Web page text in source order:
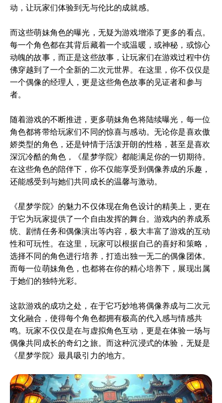
动，让玩家们体验到无与伦比的成就感。
而这些萌妹角色的曝光，无疑为游戏增添了更多的看点。
每一个角色都在其背后藏着一个或温暖，或神秘，或惊心
动魄的故事，而正是这些故事，让玩家们在游戏过程中仿
佛穿越到了一个全新的二次元世界。在这里，你不仅仅是
一个偶像的经理人，更是这些角色故事的见证者和参与
者。
随着游戏的不断推进，更多萌妹角色将陆续曝光，每一位
角色都将带给玩家们不同的惊喜与感动。无论你是喜欢傲
娇类型的角色，还是钟情于活泼开朗的性格，甚至是喜欢
深沉冷酷的角色，《星梦学院》都能满足你的一切期待。
在这些角色的陪伴下，你不仅能享受到偶像养成的乐趣，
还能感受到与她们共同成长的温馨与激动。
《星梦学院》的魅力不仅体现在角色设计的精美上，更在
于它为玩家提供了一个自由发挥的舞台。游戏内的养成系
统、剧情任务和偶像演出等内容，极大丰富了游戏的互动
性和可玩性。在这里，玩家可以根据自己的喜好和策略，
选择不同的角色进行培养，打造出独一无二的偶像团体。
而每一位萌妹角色，也都将在你的精心培养下，展现出属
于她们的独特光彩。
这款游戏的成功之处，在于它巧妙地将偶像养成与二次元
文化融合，使得每个角色都拥有极高的代入感与情感共
鸣。玩家不仅仅是在与虚拟角色互动，更是在体验一场与
偶像共同成长的奇幻之旅。而这种沉浸式的体验，无疑是
《星梦学院》最具吸引力的地方。